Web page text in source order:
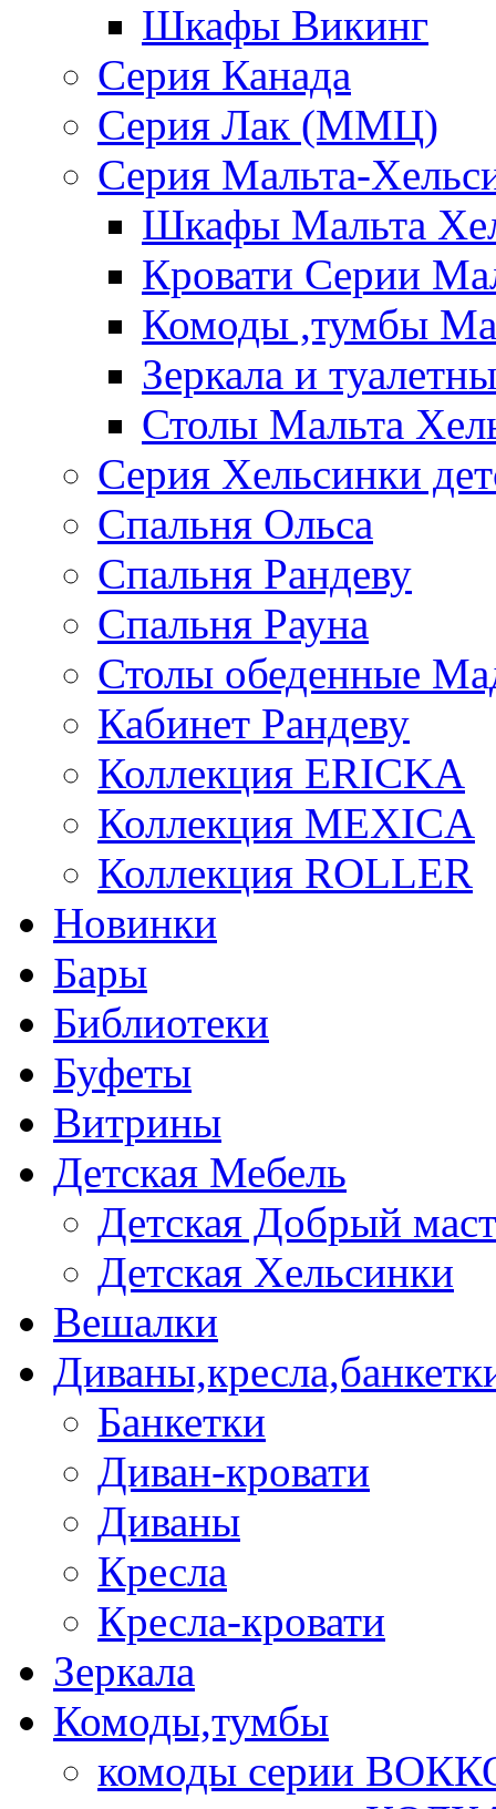
Шкафы Викинг
Серия Канада
Серия Лак (ММЦ)
Серия Мальта-
Шкафы Мальта
Кровати Серии
Комоды ,тумбы
Зеркала и
Столы Мальта
Серия Хельсинки
Спальня Ольса
Спальня Рандеву
Спальня Рауна
Столы обеденные
Кабинет Рандеву
Коллекция ERICKA
Коллекция MEXICA
Коллекция ROLLER
Новинки
Бары
Библиотеки
Буфеты
Витрины
Детская Мебель
Детская Добрый
Детская Хельсинки
Вешалки
Банкетки
Диван-кровати
Диваны
Кресла
Кресла-кровати
Зеркала
Комоды,тумбы
комоды серии